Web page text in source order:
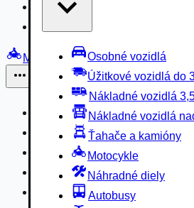
Osobné vozidlá
Úžitkové vozidlá do
Nákladné vozidlá
Nákladné vozidlá
Ťahače a kamióny
Motocykle
Náhradné diely
Autobusy
Nákladné vozidlá nad 7,5t
Motocykle
Náhradné diely
Autobusy
Vodné/Snežné skútre,
Obytné prívesy
Poľnohospodárske vozidlá /